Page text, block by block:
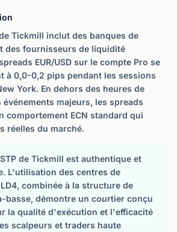
Tickmill inclut des banques de
des fournisseurs de liquidité
EUR/USD sur le compte Pro se
à 0,0-0,2 pips pendant les sessions
York. En dehors des heures de
majeurs, les spreads
comportement ECN standard qui
réelles du marché.
de Tickmill est authentique et
L'utilisation des centres de
combinée à la structure de
basse, démontre un courtier conçu
la qualité d'exécution et l'efficacité
scalpeurs et traders haute